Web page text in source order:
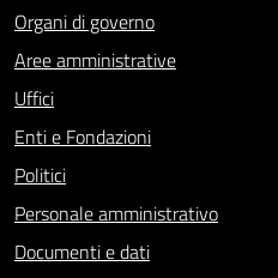
Organi di governo
Aree amministrative
Uffici
Enti e Fondazioni
Politici
Personale amministrativo
Documenti e dati